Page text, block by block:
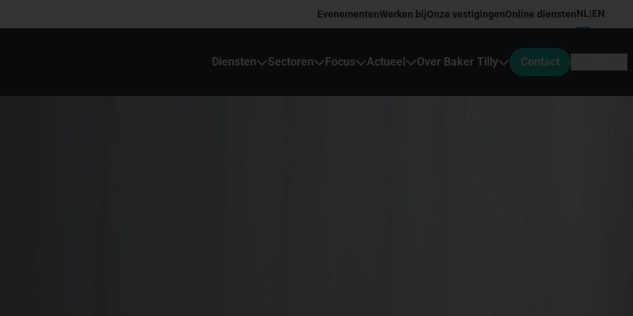
EvenementenWerken bijOnze vestigingenOnline dienstenNL|EN
Diensten Sectoren Focus Actueel Over Baker Tilly Contact